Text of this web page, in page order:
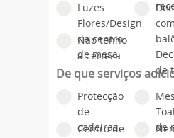
Luzes
Flores/Design
de centro
de mesa
com
de
Não tenho
a certeza.
De que serviços
Protecção
de
cadeiras
de
Centro de